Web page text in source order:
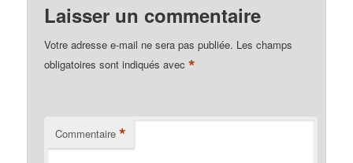
Laisser un commentaire
Votre adresse e-mail ne sera pas publiée. Les champs
obligatoires sont indiqués avec*
Commentaire *